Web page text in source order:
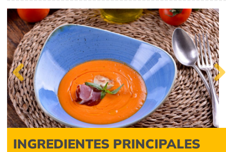
Previous Next
INGREDIENTES PRINCIPALES